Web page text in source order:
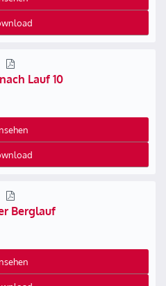
Lauf 10
Berglauf